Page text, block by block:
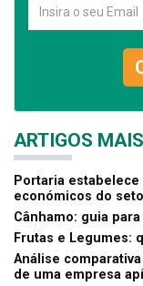
ARTIGOS
Portaria
económicos do
Cânhamo: guia
Frutas e Legumes:
Análise
de uma empresa